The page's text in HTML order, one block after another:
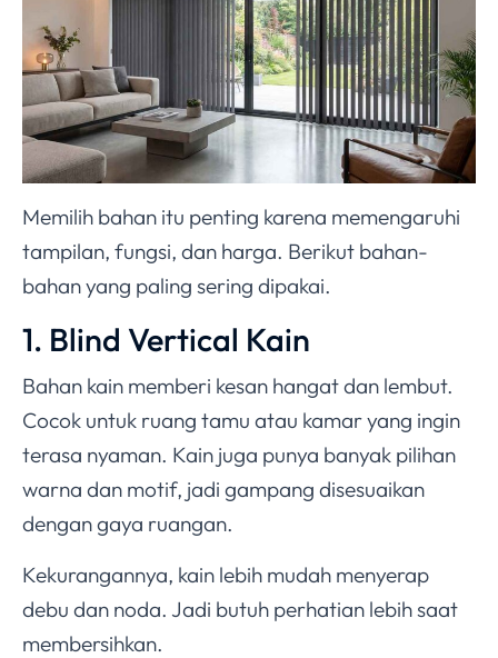
Memilih bahan itu penting karena memengaruhi
tampilan, fungsi, dan harga. Berikut bahan-
bahan yang paling sering dipakai.
1. Blind Vertical Kain
Bahan kain memberi kesan hangat dan lembut.
Cocok untuk ruang tamu atau kamar yang ingin
terasa nyaman. Kain juga punya banyak pilihan
warna dan motif, jadi gampang disesuaikan
dengan gaya ruangan.
Kekurangannya, kain lebih mudah menyerap
debu dan noda. Jadi butuh perhatian lebih saat
membersihkan.